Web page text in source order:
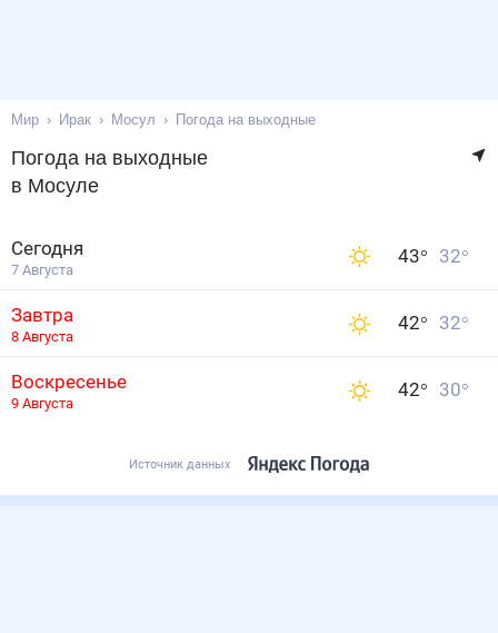
Мир Ирак Мосул Погода на выходные
Погода на выходные
в Мосуле
Сегодня
7 Августа
43° 32°
Завтра
8 Августа
42° 32°
Воскресенье
9 Августа
42° 30°
Источник данных